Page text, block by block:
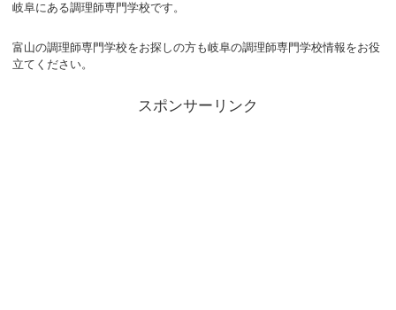
岐阜にある調理師専門学校です。
富山の調理師専門学校をお探しの方も岐阜の調理師専門学校情報をお役
立てください。
スポンサーリンク